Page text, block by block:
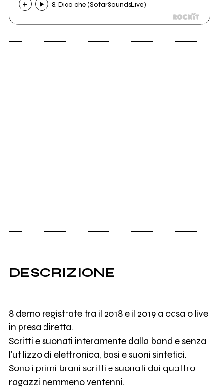
8. Dico che (SofarSoundsLive)
DESCRIZIONE
8 demo registrate tra il 2018 e il 2019 a casa o live
in presa diretta.
Scritti e suonati interamente dalla band e senza
l'utilizzo di elettronica, basi e suoni sintetici.
Sono i primi brani scritti e suonati dai quattro
ragazzi nemmeno ventenni.